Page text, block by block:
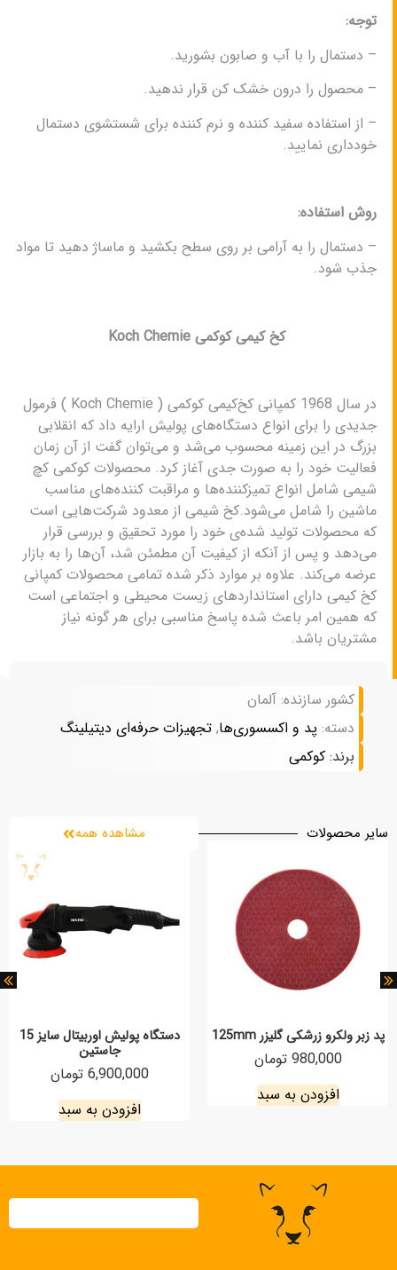
توجه:
– دستمال‌ را با آب و صابون بشورید.
– محصول را درون خشک ‌کن قرار ندهید.
– از استفاده سفید کننده و نرم کننده برای شستشوی دستمال
خودداری نمایید.
روش استفاده:
– دستمال را به آرامی بر روی سطح بکشید و ماساژ دهید تا مواد
جذب شود.
کخ کیمی کوکمی Koch Chemie
در سال 1968 کمپانی کخ‌کیمی کوکمی ( Koch Chemie ) فرمول
جدیدی را برای انواع دستگاه‌های پولیش ارایه داد که انقلابی
بزرگ در این زمینه محسوب می‌شد و می‌توان گفت از آن زمان
فعالیت خود را به صورت جدی آغاز کرد. محصولات کوکمی کچ
شیمی شامل انواع تمیزکننده‌ها و مراقبت کننده‌های مناسب
ماشین را شامل می‌شود.کخ شیمی از معدود شرکت‌هایی است
که محصولات تولید شده‌ی خود را مورد تحقیق و بررسی قرار
می‌دهد و پس از آنکه از کیفیت آن مطمئن شد، آن‌ها را به بازار
عرضه می‌کند. علاوه بر موارد ذکر شده تمامی محصولات کمپانی
کخ کیمی دارای استانداردهای زیست محیطی و اجتماعی است
که همین امر باعث شده پاسخ مناسبی برای هر گونه نیاز
مشتریان باشد.
کشور سازنده: آلمان
دسته: پد و اکسسوری‌ها, تجهیزات حرفه‌ای دیتیلینگ
برند: کوکمی
سایر محصولات مشاهده همه
پد زبر ولکرو زرشکی گلیزر 125mm
980,000 تومان
افزودن به سبد
دستگاه پولیش اوربیتال سایز 15
جاستین
6,900,000 تومان
افزودن به سبد